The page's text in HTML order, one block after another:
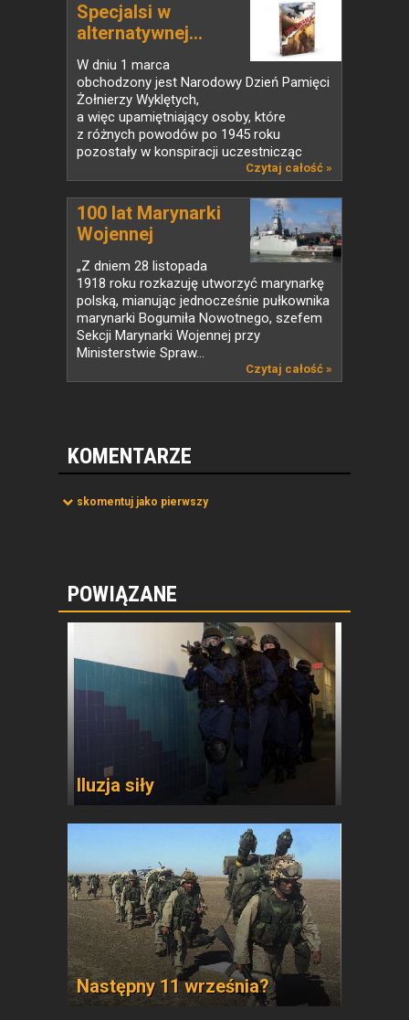
Specjalsi w
alternatywnej...
W dniu 1 marca
obchodzony jest Narodowy Dzień Pamięci
Żołnierzy Wyklętych,
a więc upamiętniający osoby, które
z różnych powodów po 1945 roku
pozostały w konspiracji uczestnicząc
Czytaj całość »
100 lat Marynarki
Wojennej
„Z dniem 28 listopada
1918 roku rozkazuję utworzyć marynarkę
polską, mianując jednocześnie pułkownika
marynarki Bogumiła Nowotnego, szefem
Sekcji Marynarki Wojennej przy
Ministerstwie Spraw...
Czytaj całość »
KOMENTARZE
skomentuj jako pierwszy
POWIĄZANE
Iluzja siły
Następny 11 września?